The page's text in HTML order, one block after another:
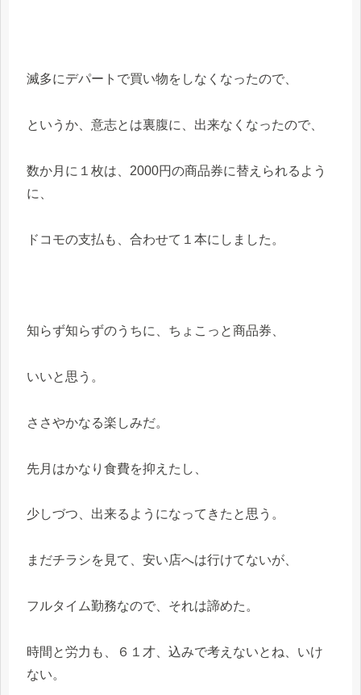
滅多にデパートで買い物をしなくなったので、
というか、意志とは裏腹に、出来なくなったので、
数か月に１枚は、2000円の商品券に替えられるよう
に、
ドコモの支払も、合わせて１本にしました。
知らず知らずのうちに、ちょこっと商品券、
いいと思う。
ささやかなる楽しみだ。
先月はかなり食費を抑えたし、
少しづつ、出来るようになってきたと思う。
まだチラシを見て、安い店へは行けてないが、
フルタイム勤務なので、それは諦めた。
時間と労力も、６１才、込みで考えないとね、いけ
ない。